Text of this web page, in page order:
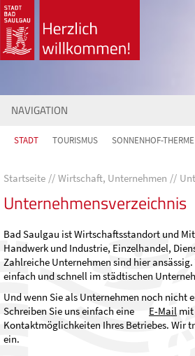
NAVIGATION
STADT TOURISMUS SONNENHOF-THERME
Startseite Wirtschaft, Unternehmen
Unternehmensverzeichnis
Bad Saulgau ist Wirtschaftsstandort und
Handwerk und Industrie, Einzelhandel,
Zahlreiche Unternehmen sind hier
einfach und schnell im städtischen
Und wenn Sie als Unternehmen noch nicht
Schreiben Sie uns einfach eine
E-Mail mit
Kontaktmöglichkeiten Ihres Betriebes. Wir
ein.